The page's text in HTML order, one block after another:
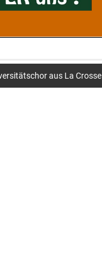
aus La Crosse